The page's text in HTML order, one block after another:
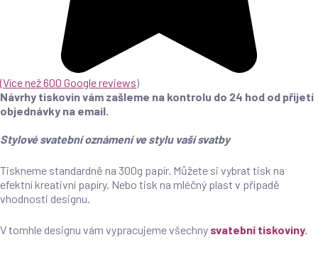
(Více než 600 Google reviews)
Návrhy tiskovin vám zašleme na kontrolu do 24 hod od přijetí
objednávky na email.
Stylové svatební oznámení ve stylu vaší svatby
Tiskneme standardně na 300g papír. Můžete si vybrat tisk na
efektní kreativní papíry. Nebo tisk na mléčný plast v případě
vhodnosti designu.
V tomhle designu vám vypracujeme všechny svatební tiskoviny.